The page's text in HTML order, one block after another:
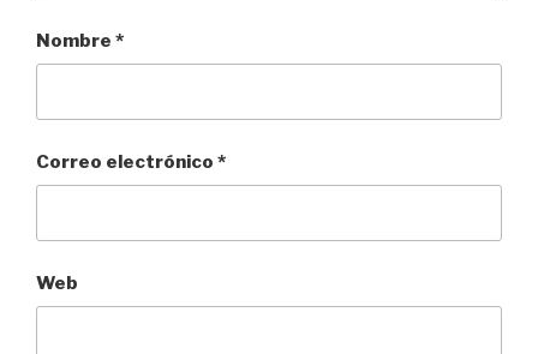
Nombre *
Correo electrónico *
Web